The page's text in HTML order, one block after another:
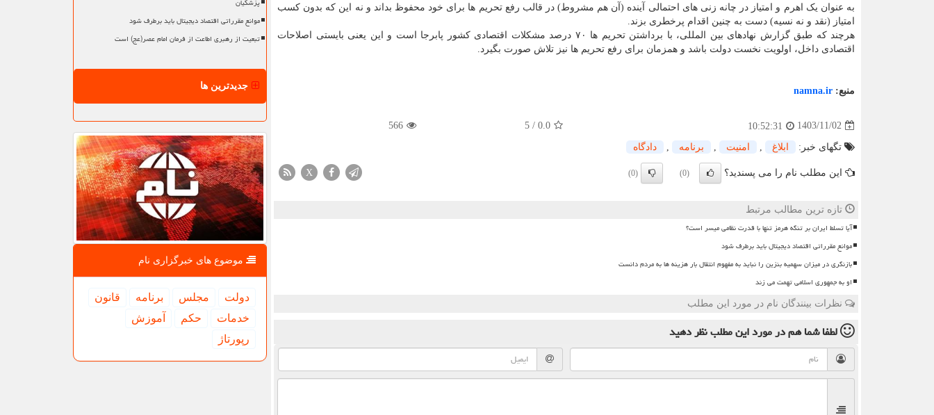
به عنوان یک اهرم و امتیاز در چانه زنی های احتمالی آینده (آن هم مشروط) در قالب رفع تحریم ها برای خود محفوظ بداند و نه این که بدون کسب
امتیاز (نقد و نه نسیه) دست به چنین اقدام پرخطری بزند.
هرچند که طبق گزارش نهادهای بین المللی، با برداشتن تحریم ها ۷۰ درصد مشکلات اقتصادی کشور پابرجا است و این یعنی بایستی اصلاحات
اقتصادی داخل، اولویت نخست دولت باشد و همزمان برای رفع تحریم ها نیز تلاش صورت بگیرد.
منبع: namna.ir
1403/11/02
10:52:31
0.0
/
5
566
تگهای خبر: ابلاغ امنیت برنامه دادگاه
این مطلب نام را می پسندید؟ (0)
(0)
X
تازه ترین مطالب مرتبط
آیا تسلط ایران بر تنگه هرمز تنها با قدرت نظامی میسر است؟
موانع مقرراتی اقتصاد دیجیتال باید برطرف شود
بازنگری در میزان سهمیه بنزین را نباید به مفهوم انتقال بار هزینه ها به مردم دانست
او به جمهوری اسلامی تهمت می زند
نظرات بینندگان نام در مورد این مطلب
لطفا شما همدر مورد این مطلبنظر دهید
موانع مقرراتی اقتصاد دیجیتال باید برطرف شود
تبعیت از رهبری اطاعت از فرمان امام عصر(عج) است
جدیدترین ها
موضوع های خبرگزاری نام
دولت مجلس برنامه
قانون
خدمات
حكم
آموزش
رپورتاژ